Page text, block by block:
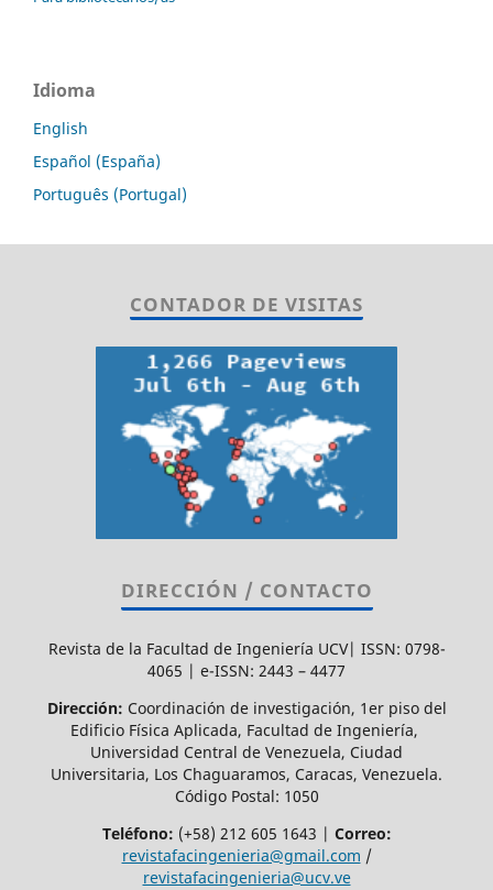
Idioma
English
Español (España)
Português (Portugal)
CONTADOR DE VISITAS
DIRECCIÓN / CONTACTO
Revista de la Facultad de Ingeniería UCV| ISSN: 0798-
4065 | e-ISSN: 2443 – 4477
Dirección: Coordinación de investigación, 1er piso del
Edificio Física Aplicada, Facultad de Ingeniería,
Universidad Central de Venezuela, Ciudad
Universitaria, Los Chaguaramos, Caracas, Venezuela.
Código Postal: 1050
Teléfono: (+58) 212 605 1643 | Correo:
revistafacingenieria@gmail.com /
revistafacingenieria@ucv.ve